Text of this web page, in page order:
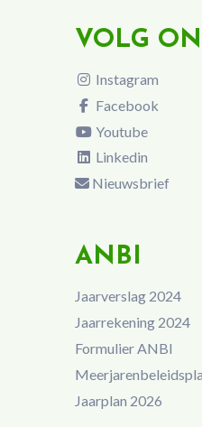
VOLG
Instagram
Facebook
Youtube
Linkedin
Nieuwsbrief
ANBI
Jaarverslag 2024
Jaarrekening 2024
Formulier ANBI
Jaarplan 2026